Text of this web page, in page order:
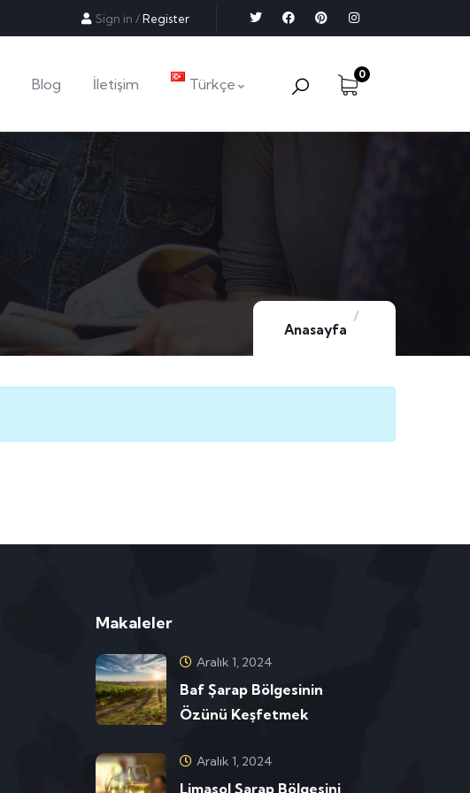
Sign in /Register
Blog İletişim Türkçe
0
Anasayfa
Makaleler
Aralık 1, 2024
Baf Şarap Bölgesinin
Özünü Keşfetmek
Aralık 1, 2024
Limasol Şarap Bölgesini